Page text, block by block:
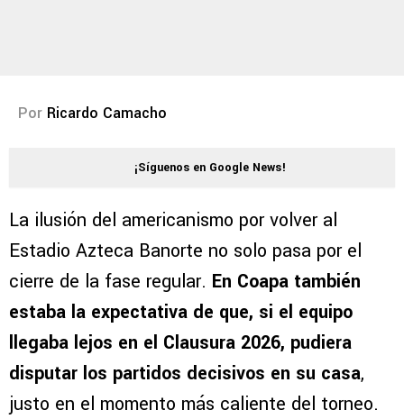
Por Ricardo Camacho
¡Síguenos en Google News!
La ilusión del americanismo por volver al
Estadio Azteca Banorte no solo pasa por el
cierre de la fase regular. En Coapa también
estaba la expectativa de que, si el equipo
llegaba lejos en el Clausura 2026, pudiera
disputar los partidos decisivos en su casa,
justo en el momento más caliente del torneo.